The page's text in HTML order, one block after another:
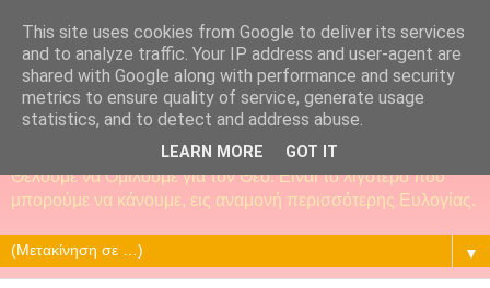
Θέλουμε να Ομιλούμε για τον Θεό. Είναι το λιγότερο που
μπορούμε να κάνουμε, εις αναμονή περισσότερης Ευλογίας.
▼
This site uses cookies from Google to deliver its services
and to analyze traffic. Your IP address and user-agent are
shared with Google along with performance and security
metrics to ensure quality of service, generate usage
statistics, and to detect and address abuse.
LEARN MORE GOT IT